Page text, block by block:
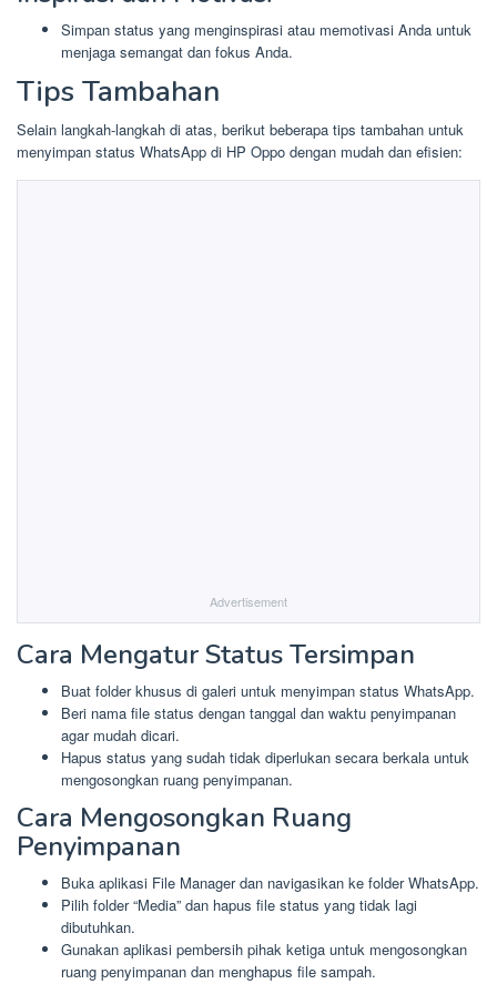
Simpan status yang menginspirasi atau memotivasi Anda untuk
menjaga semangat dan fokus Anda.
Tips Tambahan
Selain langkah-langkah di atas, berikut beberapa tips tambahan untuk
menyimpan status WhatsApp di HP Oppo dengan mudah dan efisien:
Advertisement
Cara Mengatur Status Tersimpan
Buat folder khusus di galeri untuk menyimpan status WhatsApp.
Beri nama file status dengan tanggal dan waktu penyimpanan
agar mudah dicari.
Hapus status yang sudah tidak diperlukan secara berkala untuk
mengosongkan ruang penyimpanan.
Cara Mengosongkan Ruang
Penyimpanan
Buka aplikasi File Manager dan navigasikan ke folder WhatsApp.
Pilih folder “Media” dan hapus file status yang tidak lagi
dibutuhkan.
Gunakan aplikasi pembersih pihak ketiga untuk mengosongkan
ruang penyimpanan dan menghapus file sampah.